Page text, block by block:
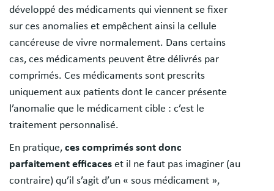
développé des médicaments qui viennent se fixer
sur ces anomalies et empêchent ainsi la cellule
cancéreuse de vivre normalement. Dans certains
cas, ces médicaments peuvent être délivrés par
comprimés. Ces médicaments sont prescrits
uniquement aux patients dont le cancer présente
l’anomalie que le médicament cible : c’est le
traitement personnalisé.
En pratique, ces comprimés sont donc
parfaitement efficaces et il ne faut pas imaginer (au
contraire) qu’il s’agit d’un « sous médicament »,